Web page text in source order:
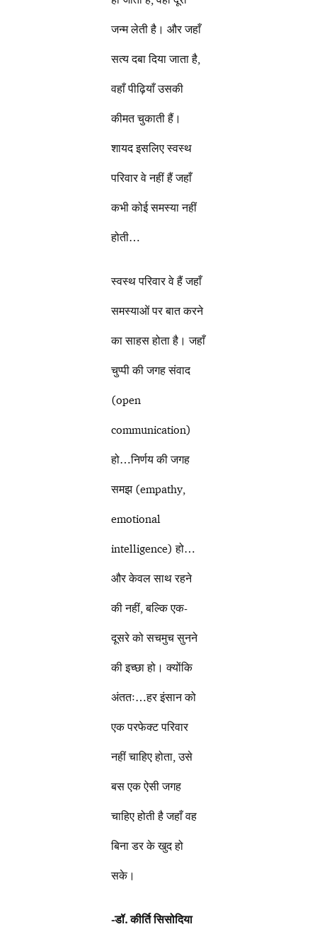
जन्म लेती है। और जहाँ
सत्य दबा दिया जाता है,
वहाँ पीढ़ियाँ उसकी
कीमत चुकाती हैं।
शायद इसलिए स्वस्थ
परिवार वे नहीं हैं जहाँ
कभी कोई समस्या नहीं
होती…
स्वस्थ परिवार वे हैं जहाँ
समस्याओं पर बात करने
का साहस होता है। जहाँ
चुप्पी की जगह संवाद
(open
communication)
हो…निर्णय की जगह
समझ (empathy,
emotional
intelligence) हो…
और केवल साथ रहने
की नहीं, बल्कि एक-
दूसरे को सचमुच सुनने
की इच्छा हो। क्योंकि
अंततः…हर इंसान को
एक परफेक्ट परिवार
नहीं चाहिए होता, उसे
बस एक ऐसी जगह
चाहिए होती है जहाँ वह
बिना डर के खुद हो
सके।
-डॉ. कीर्ति सिसोदिया